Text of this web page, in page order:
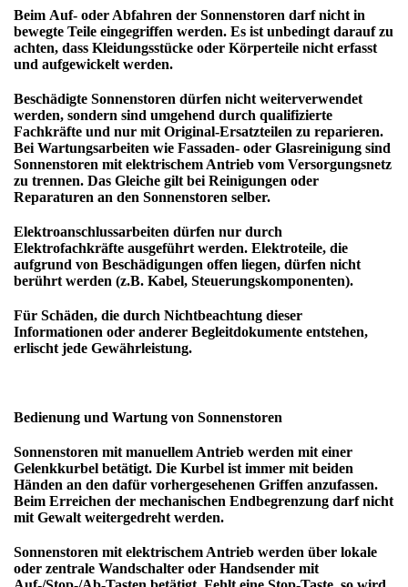
Beim Auf- oder Abfahren der Sonnenstoren darf nicht in
bewegte Teile eingegriffen werden. Es ist unbedingt darauf zu
achten, dass Kleidungsstücke oder Körperteile nicht erfasst
und aufgewickelt werden.
Beschädigte Sonnenstoren dürfen nicht weiterverwendet
werden, sondern sind umgehend durch qualifizierte
Fachkräfte und nur mit Original-Ersatzteilen zu reparieren.
Bei Wartungsarbeiten wie Fassaden- oder Glasreinigung sind
Sonnenstoren mit elektrischem Antrieb vom Versorgungsnetz
zu trennen. Das Gleiche gilt bei Reinigungen oder
Reparaturen an den Sonnenstoren selber.
Elektroanschlussarbeiten dürfen nur durch
Elektrofachkräfte ausgeführt werden. Elektroteile, die
aufgrund von Beschädigungen offen liegen, dürfen nicht
berührt werden (z.B. Kabel, Steuerungskomponenten).
Für Schäden, die durch Nichtbeachtung dieser
Informationen oder anderer Begleitdokumente entstehen,
erlischt jede Gewährleistung.
Bedienung und Wartung von Sonnenstoren
Sonnenstoren mit manuellem Antrieb werden mit einer
Gelenkkurbel betätigt. Die Kurbel ist immer mit beiden
Händen an den dafür vorhergesehenen Griffen anzufassen.
Beim Erreichen der mechanischen Endbegrenzung darf nicht
mit Gewalt weitergedreht werden.
Sonnenstoren mit elektrischem Antrieb werden über lokale
oder zentrale Wandschalter oder Handsender mit